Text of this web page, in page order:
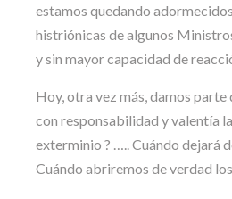
estamos quedando
histriónicas de algunos
y sin mayor capacidad de
Hoy, otra vez más, damos
con responsabilidad y valentía
exterminio ? ….. Cuándo dejará
Cuándo abriremos de verdad